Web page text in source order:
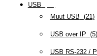
USB
Muut USB (21 )
USB over IP (5)
USB RS-232 /